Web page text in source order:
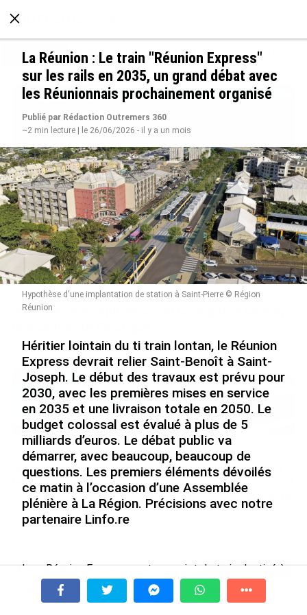
À LA UNE POLITIQUE ECONOMIE SOCIÉTÉ
SÉRIE. Histoire des chefs-lieux d’Outre-mer :
Nouméa, une capitale construite par le bagne,
le 08/08/2026
Rapport 2025 de l’Ifremer :
un engagement décisif dans
les Outre-mer
le 07/08/2026
De Messi à Trump :
l’expérience internationale
du Martiniquais Benoît Etinof
au service du Karibea Sainte-
Luce en Martinique
Avec VEENI, le Guadeloupéen Yanis
Foy entend participer au
développement tourist...
À la une Tv Radio A Propos
La Réunion : Le train "Réunion Express"
sur les rails en 2035, un grand débat avec
les Réunionnais prochainement organisé
Publié par Rédaction Outremers 360
~2 min lecture | le 26/06/2026 - il y a un mois
Hypothèse d'une implantation de station à Saint-Pierre © Région
Réunion
Héritier lointain du ti train lontan, le Réunion
Express devrait relier Saint-Benoît à Saint-
Joseph. Le début des travaux est prévu pour
2030, avec les premières mises en service
en 2035 et une livraison totale en 2050. Le
budget colossal est évalué à plus de 5
milliards d’euros. Le débat public va
démarrer, avec beaucoup, beaucoup de
questions. Les premiers éléments dévoilés
ce matin à l’occasion d’une Assemblée
plénière à La Région. Précisions avec notre
partenaire Linfo.re
Le « Réunion Express » est un projet de train destiné à
proposer une alternative à la voiture individuelle. Ce
nouveau moyen de transport est plutôt bien accueilli